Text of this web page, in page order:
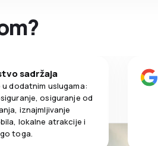
sadržaja
u dodatnim uslugama:
osiguranje od
iznajmljivanje
lokalne atrakcije i
toga.